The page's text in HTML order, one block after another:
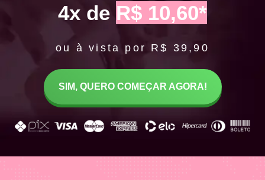
4x de R$ 10,60*
ou à vista por R$ 39,90
SIM, QUERO COMEÇAR AGORA!